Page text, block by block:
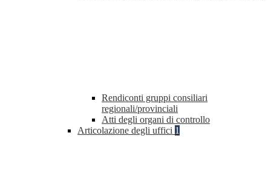
Rendiconti gruppi consiliari
regionali/provinciali
Atti degli organi di controllo
Articolazione degli uffici 1